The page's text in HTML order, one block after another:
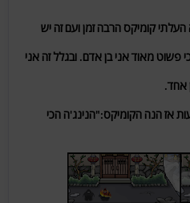
קומיקס הרבה זמן ועם זה יש
פשוט מאוד אני בן אדם. ובגלל זה אני
אחד.
אז הנה הקומיקס:"הנינג'ה הכי